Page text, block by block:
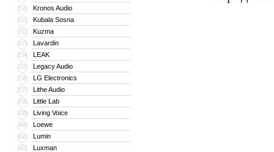
150 Kronos Audio
151 Kubala Sosna
152 Kuzma
153 Lavardin
154 LEAK
155 Legacy Audio
156 LG Electronics
157 Lithe Audio
158 Little Lab
159 Living Voice
160 Loewe
161 Lumin
162 Luxman